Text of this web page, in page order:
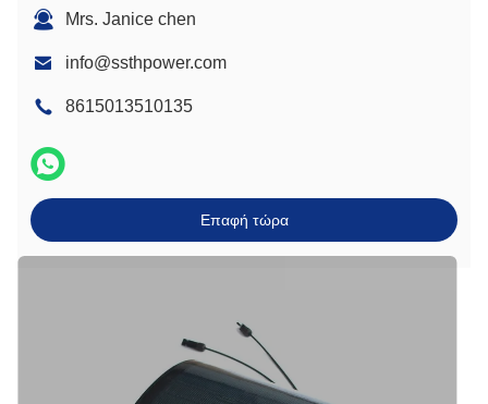
Mrs. Janice chen
info@ssthpower.com
8615013510135
Επαφή τώρα